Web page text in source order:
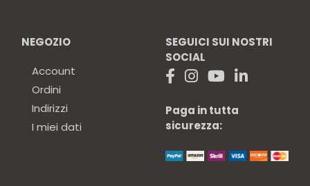
NEGOZIO
Account
Ordini
Indirizzi
I miei dati
SEGUICI SUI NOSTRI
SOCIAL
Paga in tutta
sicurezza: